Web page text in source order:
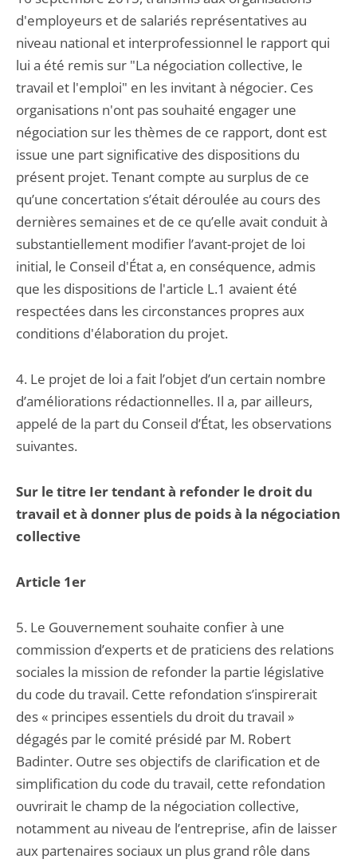
d'employeurs et de salariés représentatives au
niveau national et interprofessionnel le rapport qui
lui a été remis sur "La négociation collective, le
travail et l'emploi" en les invitant à négocier. Ces
organisations n'ont pas souhaité engager une
négociation sur les thèmes de ce rapport, dont est
issue une part significative des dispositions du
présent projet. Tenant compte au surplus de ce
qu’une concertation s’était déroulée au cours des
dernières semaines et de ce qu’elle avait conduit à
substantiellement modifier l’avant-projet de loi
initial, le Conseil d'État a, en conséquence, admis
que les dispositions de l'article L.1 avaient été
respectées dans les circonstances propres aux
conditions d'élaboration du projet.
4. Le projet de loi a fait l’objet d’un certain nombre
d’améliorations rédactionnelles. Il a, par ailleurs,
appelé de la part du Conseil d’État, les observations
suivantes.
Sur le titre Ier tendant à refonder le droit du
travail et à donner plus de poids à la négociation
collective
Article 1er
5. Le Gouvernement souhaite confier à une
commission d’experts et de praticiens des relations
sociales la mission de refonder la partie législative
du code du travail. Cette refondation s’inspirerait
des « principes essentiels du droit du travail »
dégagés par le comité présidé par M. Robert
Badinter. Outre ses objectifs de clarification et de
simplification du code du travail, cette refondation
ouvrirait le champ de la négociation collective,
notamment au niveau de l’entreprise, afin de laisser
aux partenaires sociaux un plus grand rôle dans